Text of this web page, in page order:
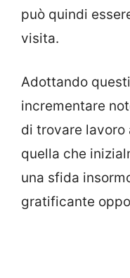
può quindi
visita.
Adottando
incrementare
di trovare lavoro
quella che
una sfida
gratificante